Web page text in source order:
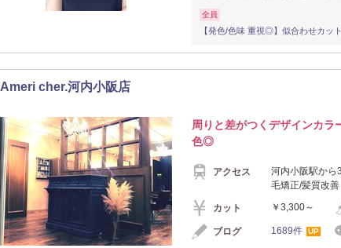
全員
【発色/色味 重視◎】似合わせカッ
Ameri cher.河内小阪店
周りと差がつくデザインカラ
色◎
アクセス
河内小阪駅か
毛矯正/髪質改善
カット ￥3,300～
ブログ 1689件 UP